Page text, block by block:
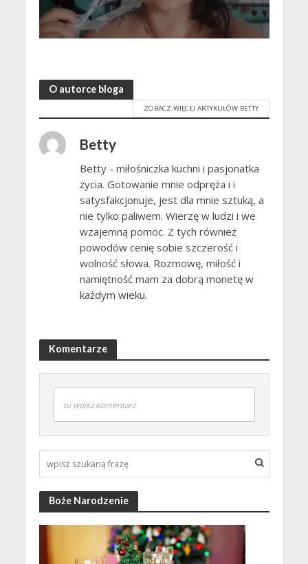
O autorce bloga
ZOBACZ WIĘCEJ ARTYKUŁÓW BETTY
Betty
Betty - miłośniczka kuchni i pasjonatka
życia. Gotowanie mnie odpręża i i
satysfakcjonuje, jest dla mnie sztuką, a
nie tylko paliwem. Wierzę w ludzi i we
wzajemną pomoc. Z tych również
powodów cenię sobie szczerość i
wolność słowa. Rozmowę, miłość i
namiętność mam za dobrą monetę w
każdym wieku.
Komentarze
tu wpisz komentarz
Boże Narodzenie